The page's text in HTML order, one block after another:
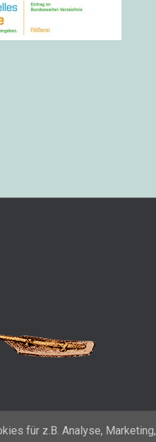
für z.B. Analyse, Marketing,